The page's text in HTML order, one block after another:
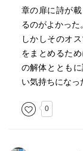
章の扉に詩が
るのがよかった。
しかしそのオ
をまとめるた
の解体ととも
い気持ちになっ
0